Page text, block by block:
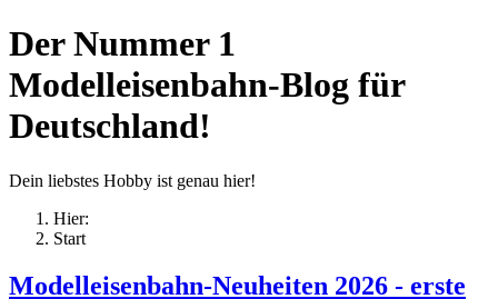
Der Nummer 1
Modelleisenbahn-Blog für
Deutschland!
Dein liebstes Hobby ist genau hier!
Hier:
Start
Modelleisenbahn-Neuheiten 2026 - erste